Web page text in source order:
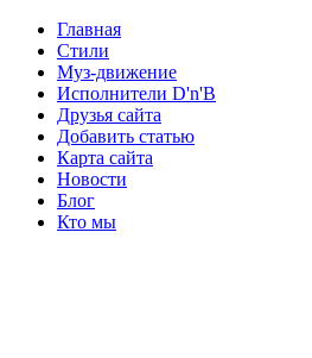
Главная
Стили
Муз-движение
Исполнители D'n'B
Друзья сайта
Добавить статью
Карта сайта
Новости
Блог
Кто мы